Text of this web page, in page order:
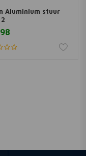
Aluminium stuur